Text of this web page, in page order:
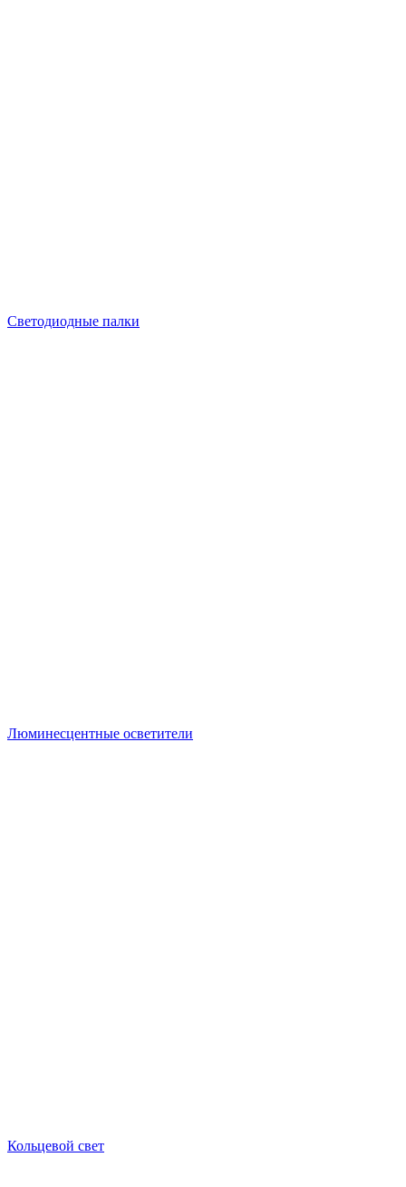
Светодиодные палки
Люминесцентные осветители
Кольцевой свет